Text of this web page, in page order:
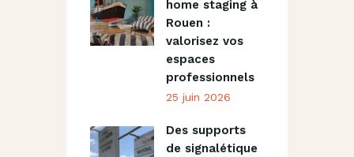
home staging à
Rouen :
valorisez vos
espaces
professionnels
25 juin 2026
Des supports
de signalétique